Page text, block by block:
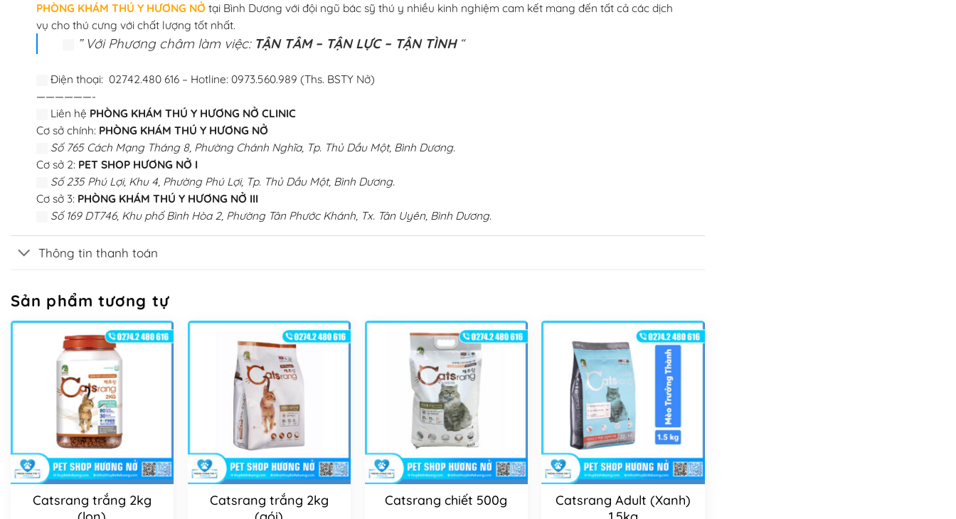
PHÒNG KHÁM THÚ Y HƯƠNG NỞtại Bình Dương với đội ngũ bác sỹ thú y nhiều kinh nghiệm cam kết mang đến tất cả các dịch
vụ cho thú cưng với chất lượng tốt nhất.
” Với Phương châm làm việc: TẬN TÂM – TẬN LỰC – TẬN TÌNH“
Điện thoại: 02742.480 616 – Hotline: 0973.560.989 (Ths. BSTY Nở)
——————-
Liên hệ PHÒNG KHÁM THÚ Y HƯƠNG NỞ CLINIC
Cơ sở chính: PHÒNG KHÁM THÚ Y HƯƠNG NỞ
Số 765 Cách Mạng Tháng 8, Phường Chánh Nghĩa, Tp. Thủ Dầu Một, Bình Dương.
Cơ sở 2: PET SHOP HƯƠNG NỞ I
Số 235 Phú Lợi, Khu 4, Phường Phú Lợi, Tp. Thủ Dầu Một, Bình Dương.
Cơ sở 3: PHÒNG KHÁM THÚ Y HƯƠNG NỞ III
Số 169 DT746, Khu phố Bình Hòa 2, Phường Tân Phước Khánh, Tx. Tân Uyên, Bình Dương.
Thông tin thanh toán
Sản phẩm tương tự
Catsrang trắng 2kg
Catsrang trắng 2kg
Catsrang chiết 500g
Catsrang Adult (Xanh)